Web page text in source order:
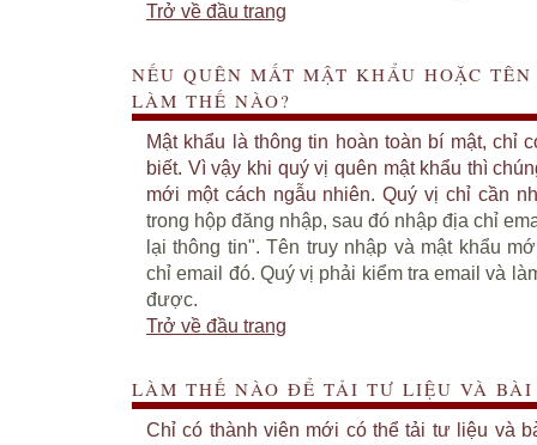
Trở về đầu trang
NẾU QUÊN MẤT MẬT KHẨU HOẶC
LÀM THẾ NÀO?
Mật khẩu là thông tin hoàn toàn bí mật, chỉ
biết. Vì vậy khi quý vị quên mật khẩu thì
mới một cách ngẫu nhiên. Quý vị chỉ cần
trong hộp đăng nhập, sau đó nhập địa chỉ
lại thông tin". Tên truy nhập và mật khẩu
chỉ email đó. Quý vị phải kiểm tra email và
được.
Trở về đầu trang
LÀM THẾ NÀO ĐỂ TẢI TƯ LIỆU VÀ
Chỉ có thành viên mới có thể tải tư liệu và